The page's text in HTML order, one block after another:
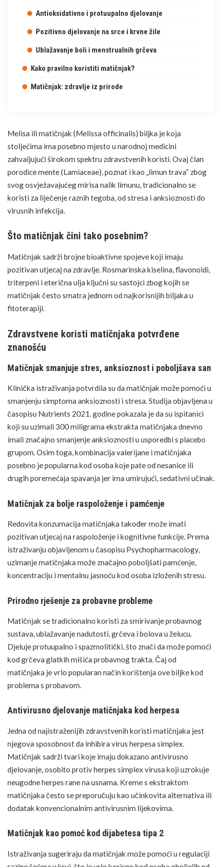
Antioksidativno i protuupalno djelovanje
Pozitivno djelovanje na srce i krvne žile
Ublažavanje boli i menstrualnih grčeva
Kako pravilno koristiti matičnjak?
Matičnjak: zdravlje iz prirode
Melisa ili matičnjak (Melissa officinalis) biljka je koja
stoljećima ima posebno mjesto u narodnoj medicini
zahvaljujući širokom spektru zdravstvenih koristi. Ovaj član
porodice mente (Lamiaceae), poznat i kao „limun trava“ zbog
svog osvježavajućeg mirisa nalik limunu, tradicionalno se
koristi za liječenjeraznih tegoba, od stresa i anksioznosti do
virusnih infekcija.
Što matičnjak čini tako posebnim?
Matičnjak sadrži brojne bioaktivne spojeve koji imaju
pozitivan utjecaj na zdravlje. Rosmarinska kiselina, flavonoidi,
triterpeni i eterična ulja ključni su sastojci zbog kojih se
matičnjak često smatra jednom od najkorisnijih biljaka u
fitoterapiji.
Zdravstvene koristi matičnjaka potvrđene
znanošću
Matičnjak smanjuje stres, anksioznost i poboljšava san
Klinička istraživanja potvrdila su da matičnjak može pomoći u
smanjenju simptoma anksioznosti i stresa.Studija objavljena u
časopisu Nutrients 2021. godine pokazala je da su ispitanici
koji su uzimali 300 miligrama ekstrakta matičnjaka dnevno
imali značajno smanjenje anksioznosti u usporedbi s placebo
grupom. Osim toga, kombinacija valerijane i matičnjaka
posebno je popularna kod osoba koje pate od nesanice ili
drugih poremećaja spavanja jer ima umirujući, sedativni učinak.
Matičnjak za bolje raspoloženje i pamćenje
Redovita konzumacija matičnjaka također može imati
pozitivan utjecaj na raspoloženje i kognitivne funkcije. Prema
istraživanju objavljenom u časopisu Psychopharmacology,
uzimanje matičnjaka može značajno poboljšati pamćenje,
koncentraciju i mentalnu jasnoću kod osoba izloženih stresu.
Prirodno rješenje za probavne probleme
Matičnjak se tradicionalno koristi za smirivanje probavnog
sustava, ublažavanje nadutosti, grčeva i bolova u želucu.
Djeluje protuupalno i spazmolitički, što znači da može pomoći
kod grčeva glatkih mišića probavnog trakta.Čaj od
matičnjaka je vrlo popularan način korištenja ove biljke kod
problema s probavom.
Antivirusno djelovanje matičnjaka kod herpesa
Jedna od najistraženijih zdravstvenih koristi matičnjaka jest
njegova sposobnost da inhibira virus herpesa simplex.
Matičnjak sadrži tvari koje imaju dokazano antivirusno
djelovanje, osobito protiv herpes simplex virusa koji uzrokuje
neugodne herpes ranena usnama. Kreme s ekstraktom
matičnjaka često se preporučuju kao učinkovita alternativa ili
dodatak konvencionalnim antivirusnim lijekovima.
Matičnjak kao pomoć kod dijabetesa tipa 2
Istraživanja sugeriraju da matičnjak može pomoći u regulaciji